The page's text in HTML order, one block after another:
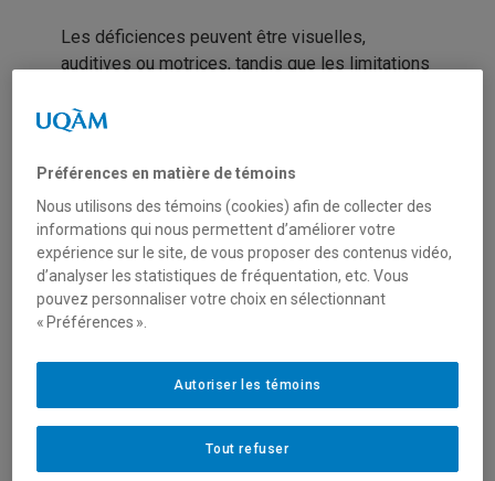
Les déficiences peuvent être visuelles,
auditives ou motrices, tandis que les limitations
neurodéveloppementales, de troubles
ou de maladies organiques. Pour bénéficier de
ce service, la condition de santé handicapante
de la personne étudiante (déficience, trouble,
limitation ou maladie) doit être attestée par un
professionnel de la santé autorisé et être
permanente.
enseignant ainsi que le personnel employé
concerné en les sensibilisant sur les réalités
quotidiennes des personnes étudiantes en
situation de handicap.
Préférences en matière de témoins
Nous utilisons des témoins (cookies) afin de collecter des
informations qui nous permettent d’améliorer votre
expérience sur le site, de vous proposer des contenus vidéo,
d’analyser les statistiques de fréquentation, etc. Vous
pouvez personnaliser votre choix en sélectionnant
« Préférences ».
Tout refuser
Autoriser les témoins